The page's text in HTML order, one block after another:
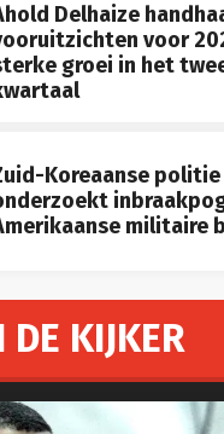
Delhaize
voor
groei in het
Koreaanse politie
militaire
DE KIJKER